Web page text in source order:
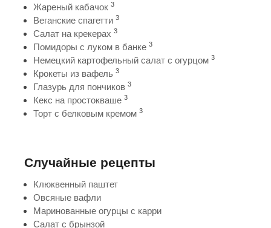
Жареный кабачок 3
Веганские спагетти 3
Салат на крекерах 3
Помидоры с луком в банке 3
Немецкий картофельный салат с огурцом 3
Крокеты из вафель 3
Глазурь для пончиков 3
Кекс на простокваше 3
Торт с белковым кремом 3
Случайные рецепты
Клюквенный паштет
Овсяные вафли
Маринованные огурцы с карри
Салат с брынзой